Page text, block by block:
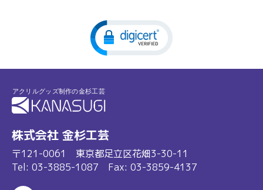
株式会社 金杉工芸
〒121-0061 東京都足立区花畑3-30-11
Tel: 03-3885-1087 Fax: 03-3859-4137